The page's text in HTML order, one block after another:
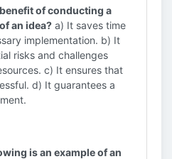
of conducting a
an idea? a) It saves time
implementation. b) It
risks and challenges
c) It ensures that
d) It guarantees a
is an example of an